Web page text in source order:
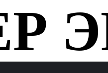
Главная